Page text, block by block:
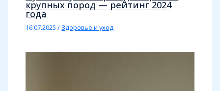
крупных пород — рейтинг 2024
года
16.07.2025/ Здоровье и уход